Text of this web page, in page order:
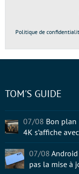
Politique de
TOM'S GUIDE
07/08 Bon plan
4K s’affiche
07/08
pas la mise à